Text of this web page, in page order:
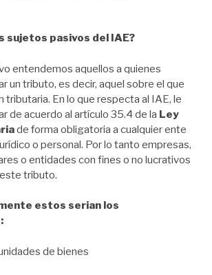
sujetos pasivos del IAE?
entendemos aquellos a quienes
un tributo, es decir, aquel sobre el que
tributaria. En lo que respecta al IAE, le
de acuerdo al artículo 35.4 de la Ley
de forma obligatoria a cualquier ente
o personal. Por lo tanto empresas,
o entidades con fines o no lucrativos
tributo.
estos serian los
de bienes